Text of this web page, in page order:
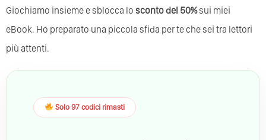
Giochiamo insieme e sblocca lo sconto del 50%sui miei
eBook. Ho preparato una piccola sfida per te che sei tra lettori
più attenti.
Solo 97 codici rimasti